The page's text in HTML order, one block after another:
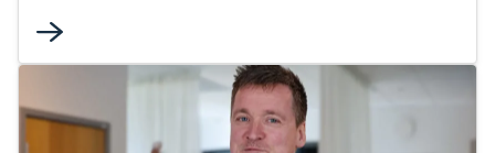
processen, från idé till färdig lösning.